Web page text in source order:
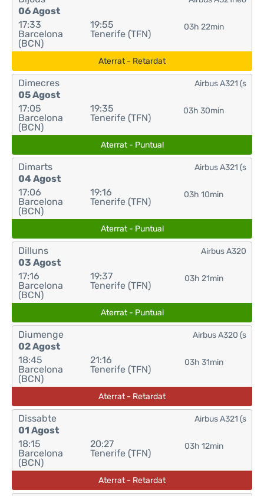
06 Agost
17:33
Barcelona
(BCN)
19:55
Tenerife (TFN)
03h 22min
Aterrat - Retardat
Dimecres
05 Agost
17:05
Barcelona
(BCN)
19:35
Tenerife (TFN)
03h 30min
Airbus A321 (s
Aterrat - Puntual
Dimarts
04 Agost
17:06
Barcelona
(BCN)
19:16
Tenerife (TFN)
03h 10min
Airbus A321 (s
Aterrat - Puntual
Dilluns
03 Agost
17:16
Barcelona
(BCN)
19:37
Tenerife (TFN)
03h 21min
Airbus A320
Aterrat - Puntual
Diumenge
02 Agost
18:45
Barcelona
(BCN)
21:16
Tenerife (TFN)
03h 31min
Airbus A320 (s
Aterrat - Retardat
Dissabte
01 Agost
18:15
Barcelona
(BCN)
20:27
Tenerife (TFN)
03h 12min
Airbus A321 (s
Aterrat - Retardat